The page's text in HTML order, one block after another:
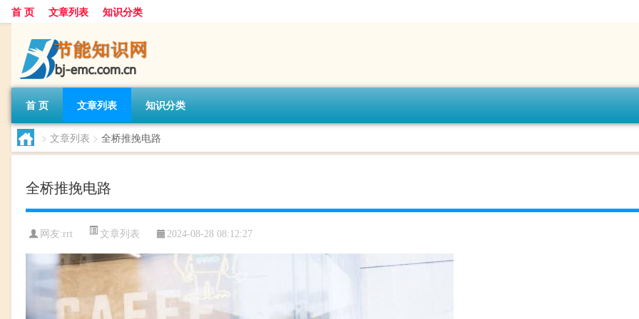
首 页 文章列表 知识分类
首 页 文章列表 知识分类
> 文章列表 > 全桥推挽电路
全桥推挽电路
网友:rrt 文章列表 2024-08-28 08:12:27